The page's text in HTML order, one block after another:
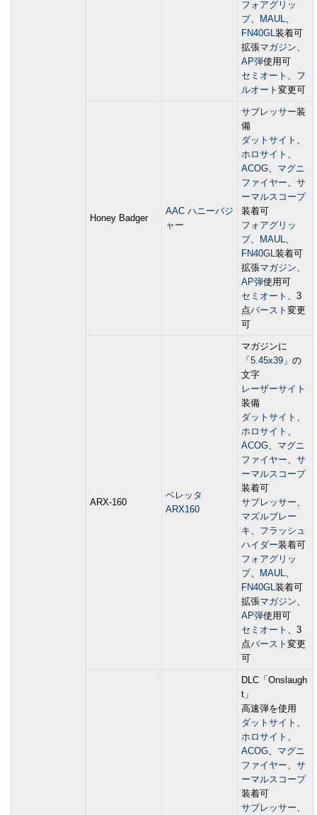
フォアグリッ
プ、 MAUL、
FN40GL装着可
拡張マガジン、
AP弾使用可
セミオート 、 フ
ルオート 変更可
Honey Badger
AAC ハニーバジ
ャー
サプレッサー装
備
ダットサイト 、
ホロサイト 、
ACOG、 マグニ
ファイヤー、 サ
ーマルスコープ
装着可
フォアグリッ
プ、 MAUL、
FN40GL装着可
拡張マガジン、
AP弾使用可
セミオート 、3
点バースト 変更
可
ARX-160
ベレッタ
ARX160
マガジンに
「 5.45x39 」の
文字
レーザーサイト
装備
ダットサイト 、
ホロサイト 、
ACOG、 マグニ
ファイヤー、 サ
ーマルスコープ
装着可
サプレッサー、
マズルブレー
キ、 フラッシュ
ハイダー装着可
フォアグリッ
プ、 MAUL、
FN40GL装着可
拡張マガジン、
AP弾使用可
セミオート 、3
点バースト 変更
可
DLC「Onslaugh
t」
高速弾を使用
ダットサイト 、
ホロサイト 、
ACOG、 マグニ
ファイヤー、 サ
ーマルスコープ
装着可
サプレッサー、